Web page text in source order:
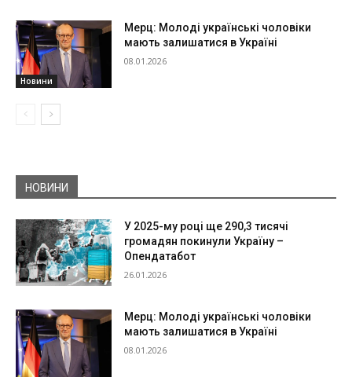
Новини
Мерц: Молоді українські чоловіки
мають залишатися в Україні
08.01.2026
НОВИНИ
У 2025-му році ще 290,3 тисячі
громадян покинули Україну –
Опендатабот
26.01.2026
Мерц: Молоді українські чоловіки
мають залишатися в Україні
08.01.2026